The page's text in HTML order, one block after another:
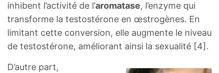
inhibent l’activité de l’aromatase, l’enzyme qui
transforme la testostérone en œstrogènes. En
limitant cette conversion, elle augmente le niveau
de testostérone, améliorant ainsi la sexualité [4].
D’autre part,